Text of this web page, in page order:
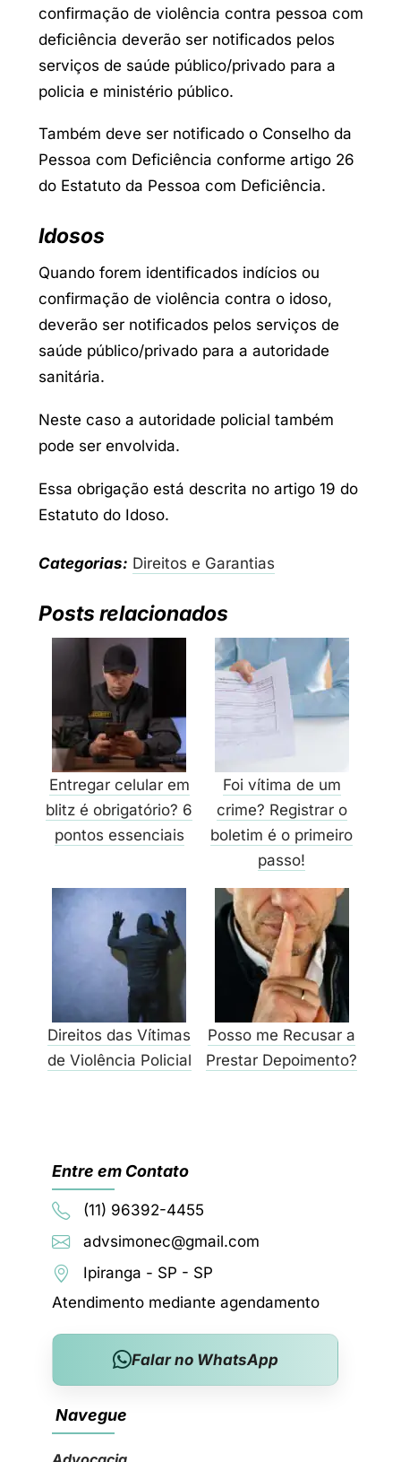
confirmação de violência contra pessoa com
deficiência deverão ser notificados pelos
serviços de saúde público/privado para a
policia e ministério público.
Também deve ser notificado o Conselho da
Pessoa com Deficiência conforme artigo 26
do Estatuto da Pessoa com Deficiência.
Idosos
Quando forem identificados indícios ou
confirmação de violência contra o idoso,
deverão ser notificados pelos serviços de
saúde público/privado para a autoridade
sanitária.
Neste caso a autoridade policial também
pode ser envolvida.
Essa obrigação está descrita no artigo 19 do
Estatuto do Idoso.
Categorias: Direitos e Garantias
Posts relacionados
Entregar celular em
blitz é obrigatório? 6
pontos essenciais
Foi vítima de um
crime? Registrar o
boletim é o primeiro
passo!
Direitos das Vítimas
de Violência Policial
Posso me Recusar a
Prestar Depoimento?
Entre em Contato
(11) 96392-4455
advsimonec@gmail.com
Ipiranga - SP - SP
Atendimento mediante agendamento
Falar no WhatsApp
Navegue